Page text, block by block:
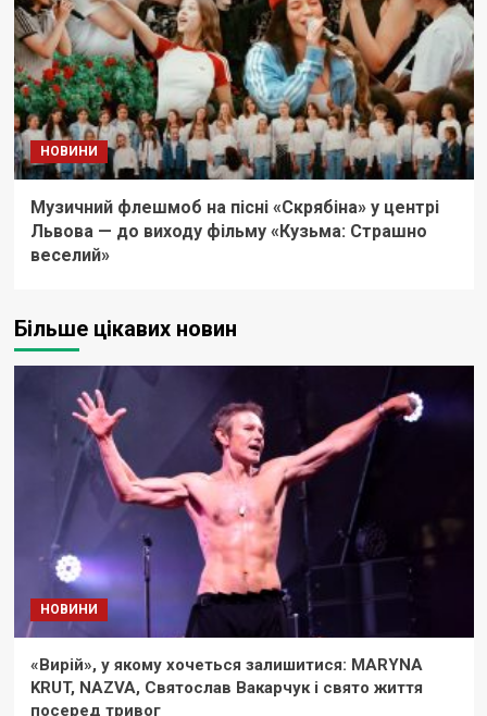
НОВИНИ
Музичний флешмоб на пісні «Скрябіна» у центрі
Львова — до виходу фільму «Кузьма: Страшно
веселий»
Більше цікавих новин
НОВИНИ
«Вирій», у якому хочеться залишитися: MARYNA
KRUT, NAZVA, Святослав Вакарчук і свято життя
посеред тривог